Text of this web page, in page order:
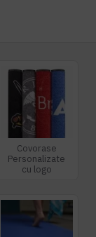
Covorase
Personalizate
cu logo